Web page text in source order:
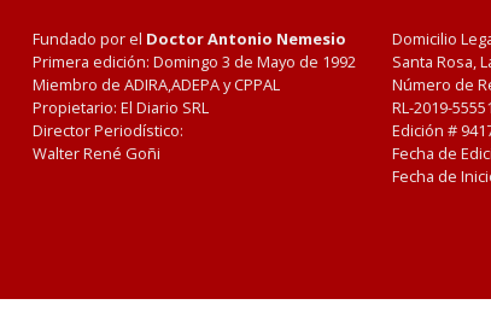
Fundado por el Doctor Antonio Nemesio
Primera edición: Domingo 3 de Mayo de 1992
Miembro de ADIRA,ADEPA y CPPAL
Propietario: El Diario SRL
Director Periodístico:
Walter René Goñi
Domicilio
Santa Rosa,
Número de
RL-2019-
Edición #
Fecha de
Fecha de